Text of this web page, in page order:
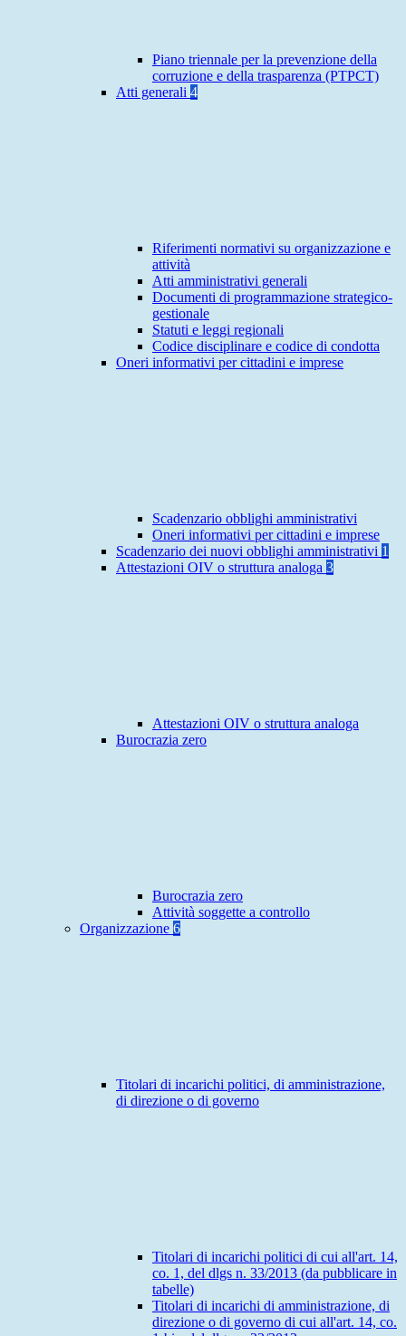
Piano triennale per la prevenzione della
corruzione e della trasparenza (PTPCT)
Atti generali 4
Riferimenti normativi su organizzazione e
attività
Atti amministrativi generali
Documenti di programmazione strategico-
gestionale
Statuti e leggi regionali
Codice disciplinare e codice di condotta
Oneri informativi per cittadini e imprese
Scadenzario obblighi amministrativi
Oneri informativi per cittadini e imprese
Scadenzario dei nuovi obblighi amministrativi 1
Attestazioni OIV o struttura analoga 3
Attestazioni OIV o struttura analoga
Burocrazia zero
Burocrazia zero
Attività soggette a controllo
Organizzazione 6
Titolari di incarichi politici, di amministrazione,
di direzione o di governo
Titolari di incarichi politici di cui all'art. 14,
co. 1, del dlgs n. 33/2013 (da pubblicare in
tabelle)
Titolari di incarichi di amministrazione, di
direzione o di governo di cui all'art. 14, co.